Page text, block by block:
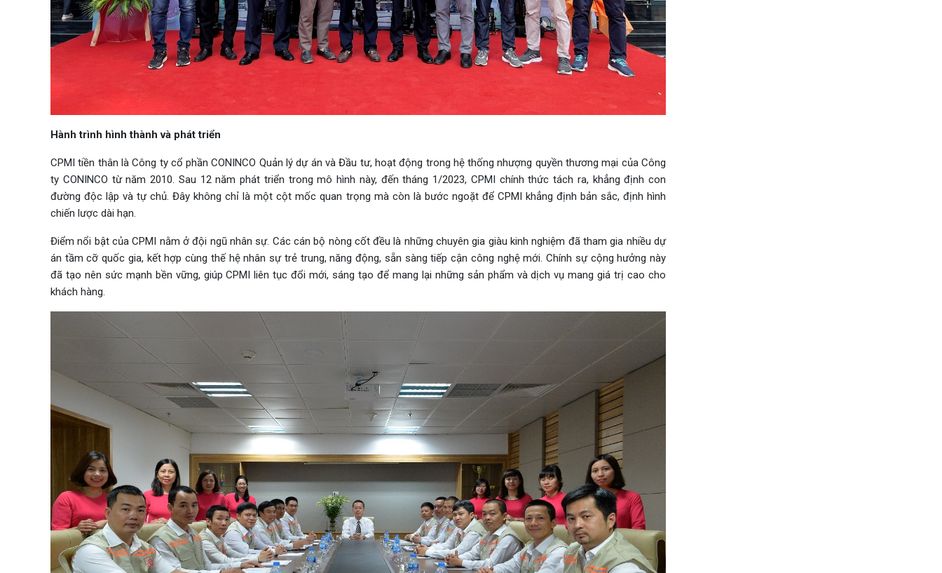
Hành trình hình thành và phát triển
CPMI tiền thân là Công ty cổ phần CONINCO Quản lý dự án và Đầu tư, hoạt động trong hệ thống nhượng quyền thương mại của Công
ty CONINCO từ năm 2010. Sau 12 năm phát triển trong mô hình này, đến tháng 1/2023, CPMI chính thức tách ra, khẳng định con
đường độc lập và tự chủ. Đây không chỉ là một cột mốc quan trọng mà còn là bước ngoặt để CPMI khẳng định bản sắc, định hình
chiến lược dài hạn.
Điểm nổi bật của CPMI nằm ở đội ngũ nhân sự. Các cán bộ nòng cốt đều là những chuyên gia giàu kinh nghiệm đã tham gia nhiều dự
án tầm cỡ quốc gia, kết hợp cùng thế hệ nhân sự trẻ trung, năng động, sẵn sàng tiếp cận công nghệ mới. Chính sự cộng hưởng này
đã tạo nên sức mạnh bền vững, giúp CPMI liên tục đổi mới, sáng tạo để mang lại những sản phẩm và dịch vụ mang giá trị cao cho
khách hàng.